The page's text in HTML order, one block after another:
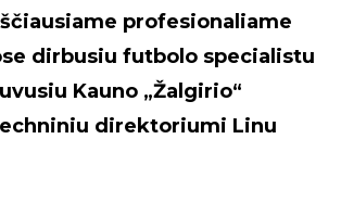
profesionaliame
dirbusiu futbolo specialistu
Kauno „Žalgirio“
direktoriumi Linu